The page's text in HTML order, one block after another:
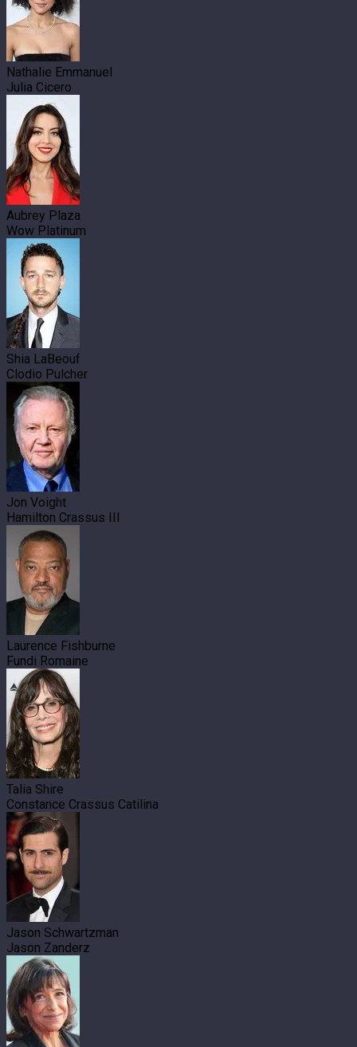
Nathalie Emmanuel
Julia Cicero
Aubrey Plaza
Wow Platinum
Shia LaBeouf
Clodio Pulcher
Jon Voight
Hamilton Crassus III
Laurence Fishburne
Fundi Romaine
Talia Shire
Constance Crassus Catilina
Jason Schwartzman
Jason Zanderz